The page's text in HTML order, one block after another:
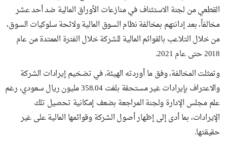
القطعي من لجنة الاستئناف في منازعات الأوراق المالية ضد أحد عشر
مخالفاً، بعد إدانتهم بمخالفة نظام السوق المالية ولائحة سلوكيات السوق،
من خلال التلاعب بالقوائم المالية للشركة خلال الفترة الممتدة من عام
2018 حتى عام 2021.
وتمثلت المخالفة، وفق ما أوردته الهيئة، في تضخيم إيرادات الشركة
والاعتراف بإيرادات غير مستحقة بلغت 358.04 مليون ريال سعودي، رغم
علم مجلس الإدارة ولجنة المراجعة بضعف إمكانية تحصيل تلك
الإيرادات، بما أدى إلى إظهار أصول الشركة وقوائمها المالية على غير
حقيقتها.